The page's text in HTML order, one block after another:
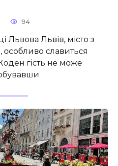
94
Львова Львів, місто з
славиться
гість не може